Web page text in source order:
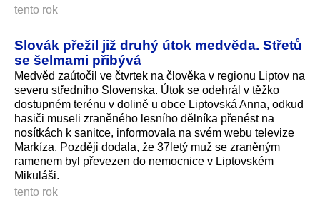
tento rok
Slovák přežil již druhý útok medvěda. Střetů
se šelmami přibývá
Medvěd zaútočil ve čtvrtek na člověka v regionu Liptov na
severu středního Slovenska. Útok se odehrál v těžko
dostupném terénu v dolině u obce Liptovská Anna, odkud
hasiči museli zraněného lesního dělníka přenést na
nosítkách k sanitce, informovala na svém webu televize
Markíza. Později dodala, že 37letý muž se zraněným
ramenem byl převezen do nemocnice v Liptovském
Mikuláši.
tento rok